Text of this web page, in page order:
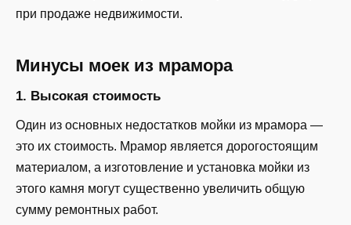
при продаже недвижимости.
Минусы моек из мрамора
1. Высокая стоимость
Один из основных недостатков мойки из мрамора —
это их стоимость. Мрамор является дорогостоящим
материалом, а изготовление и установка мойки из
этого камня могут существенно увеличить общую
сумму ремонтных работ.